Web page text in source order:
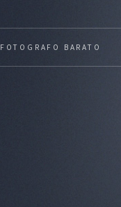
FOTOGRAFO BARATO